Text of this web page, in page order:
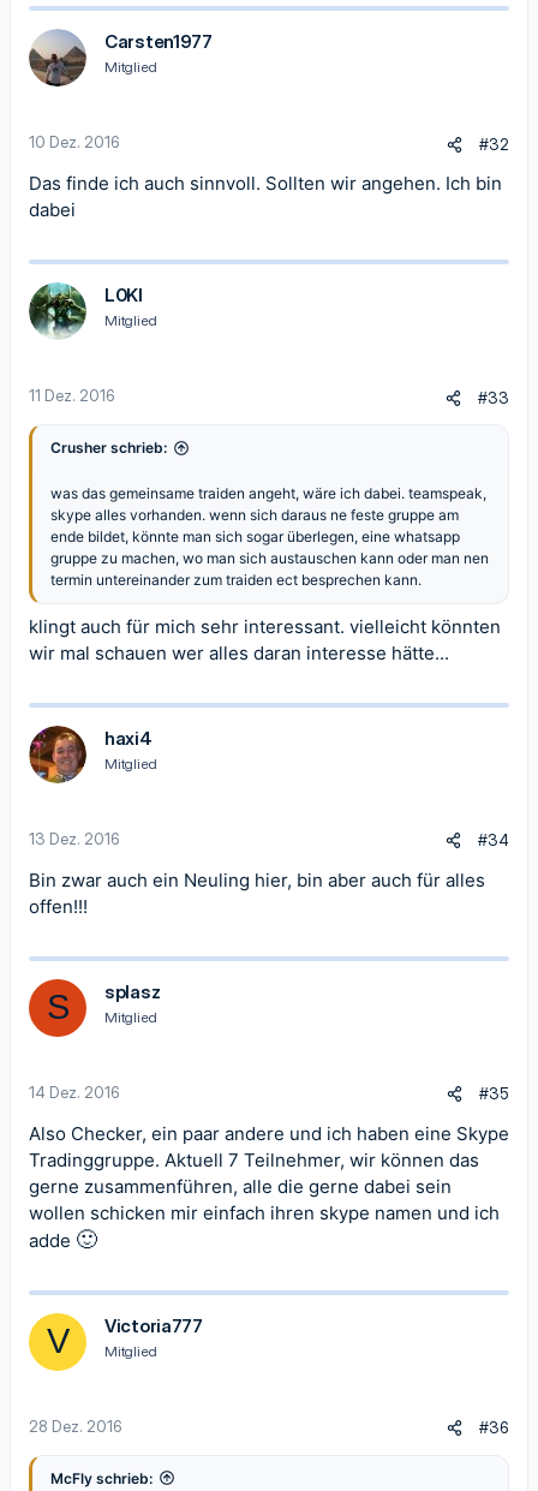
k
t
i
o
n
Carsten1977
Mitglied
10 Dez. 2016 #32
Das finde ich auch sinnvoll. Sollten wir angehen. Ich bin
dabei
L0KI
Mitglied
11 Dez. 2016 #33
Crusher schrieb:
was das gemeinsame traiden angeht, wäre ich dabei. teamspeak,
skype alles vorhanden. wenn sich daraus ne feste gruppe am
ende bildet, könnte man sich sogar überlegen, eine whatsapp
gruppe zu machen, wo man sich austauschen kann oder man nen
termin untereinander zum traiden ect besprechen kann.
klingt auch für mich sehr interessant. vielleicht könnten
wir mal schauen wer alles daran interesse hätte...
haxi4
Mitglied
13 Dez. 2016 #34
Bin zwar auch ein Neuling hier, bin aber auch für alles
offen!!!
S splasz
Mitglied
14 Dez. 2016 #35
Also Checker, ein paar andere und ich haben eine Skype
Tradinggruppe. Aktuell 7 Teilnehmer, wir können das
gerne zusammenführen, alle die gerne dabei sein
wollen schicken mir einfach ihren skype namen und ich
adde 🙂
V Victoria777
Mitglied
28 Dez. 2016 #36
McFly schrieb: